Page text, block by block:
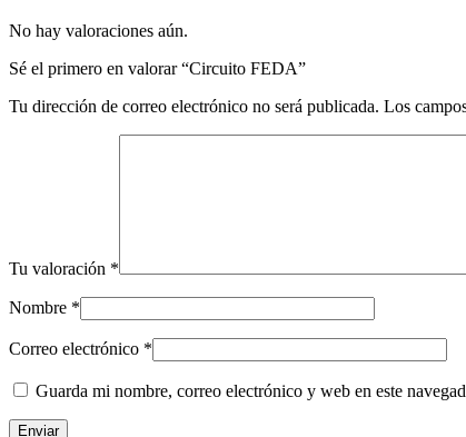
No hay valoraciones aún.
Sé el primero en valorar “Circuito FEDA”
Tu dirección de correo electrónico no será publicada. Los
Tu valoración *
Nombre *
Correo electrónico *
Guarda mi nombre, correo electrónico y web en este